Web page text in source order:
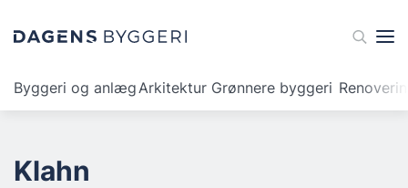
Byggeri og anlægArkitektur Grønnere byggeri
Klahn